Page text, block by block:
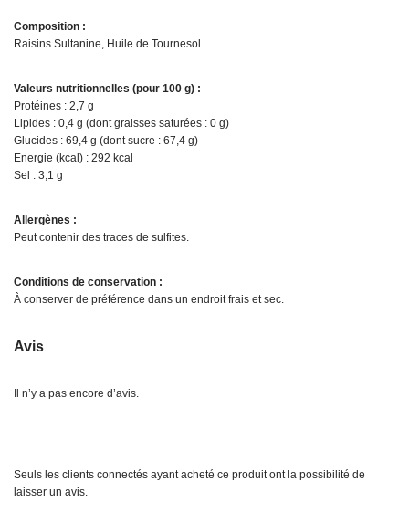
Composition :
Raisins Sultanine, Huile de Tournesol
Valeurs nutritionnelles (pour 100 g) :
Protéines : 2,7 g
Lipides : 0,4 g (dont graisses saturées : 0 g)
Glucides : 69,4 g (dont sucre : 67,4 g)
Energie (kcal) : 292 kcal
Sel : 3,1 g
Allergènes :
Peut contenir des traces de sulfites.
Conditions de conservation :
À conserver de préférence dans un endroit frais et sec.
Avis
Il n’y a pas encore d’avis.
Seuls les clients connectés ayant acheté ce produit ont la possibilité de
laisser un avis.